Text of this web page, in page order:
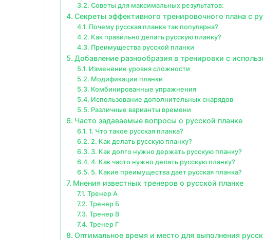
Советы для максимальных результатов:
Секреты эффективного тренировочного плана с
Почему русская планка так популярна?
Как правильно делать русскую планку?
Преимущества русской планки
Добавление разнообразия в тренировки с
Изменение уровня сложности
Модификации планки
Комбинированные упражнения
Использование дополнительных снарядов
Различные варианты времени
Часто задаваемые вопросы о русской планке
1. Что такое русская планка?
2. Как делать русскую планку?
3. Как долго нужно держать русскую планку?
4. Как часто нужно делать русскую планку?
5. Какие преимущества дает русская планка?
Мнения известных тренеров о русской планке
Тренер А
Тренер Б
Тренер В
Тренер Г
Оптимальное время и место для выполнения